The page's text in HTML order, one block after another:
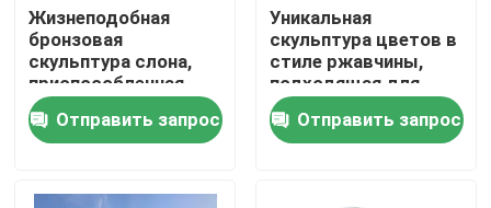
Путешествие фабрики
Проверка качества
Связаться с нами
Жизнеподобная
бронзовая
скульптура слона,
приспособленная
для различных
наружных
помещений
Отправить запрос
Уникальная
скульптура цветов в
стиле ржавчины,
подходящая для
гостиничного лобби.
Отправить запрос